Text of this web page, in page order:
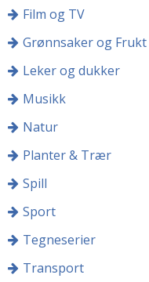
Film og TV
Grønnsaker og Frukt
Leker og dukker
Musikk
Natur
Planter & Trær
Spill
Sport
Tegneserier
Transport